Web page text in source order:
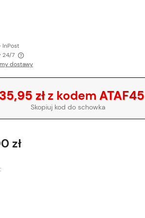
InPost
24/7
dostawy
złz kodem ATAF45
Skopiuj kod do schowka
zł